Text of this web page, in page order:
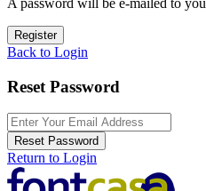
Register
Back to Login
Reset Password
Reset Password
Return to Login